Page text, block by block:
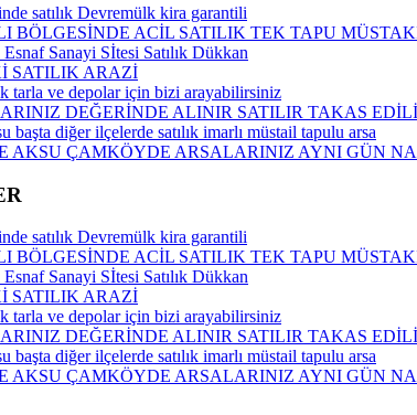
satılık Devremülk kira garantili
BÖLGESİNDE ACİL SATILIK TEK TAPU
Sanayi Sİtesi Satılık Dükkan
SATILIK ARAZİ
tarla ve depolar için bizi arayabilirsiniz
DEĞERİNDE ALINIR SATILIR TAKAS
diğer ilçelerde satılık imarlı müstail tapulu arsa
AKSU ÇAMKÖYDE ARSALARINIZ AYNI GÜN
satılık Devremülk kira garantili
BÖLGESİNDE ACİL SATILIK TEK TAPU
Sanayi Sİtesi Satılık Dükkan
SATILIK ARAZİ
tarla ve depolar için bizi arayabilirsiniz
DEĞERİNDE ALINIR SATILIR TAKAS
diğer ilçelerde satılık imarlı müstail tapulu arsa
AKSU ÇAMKÖYDE ARSALARINIZ AYNI GÜN